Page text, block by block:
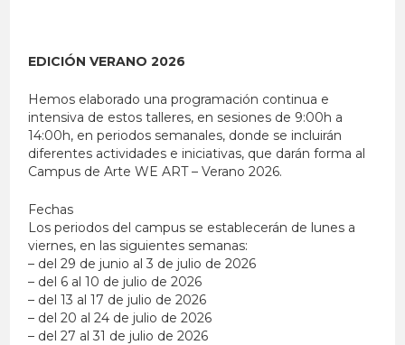
EDICIÓN VERANO 2026
Hemos elaborado una programación continua e
intensiva de estos talleres, en sesiones de 9:00h a
14:00h, en periodos semanales, donde se incluirán
diferentes actividades e iniciativas, que darán forma al
Campus de Arte WE ART – Verano 2026.
Fechas
Los periodos del campus se establecerán de lunes a
viernes, en las siguientes semanas:
– del 29 de junio al 3 de julio de 2026
– del 6 al 10 de julio de 2026
– del 13 al 17 de julio de 2026
– del 20 al 24 de julio de 2026
– del 27 al 31 de julio de 2026